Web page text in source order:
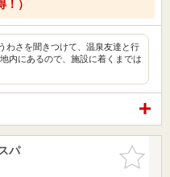
）
わさを聞きつけて、温泉友達と行
内にあるので、施設に着くまでは
お気に入
りに追加
パ